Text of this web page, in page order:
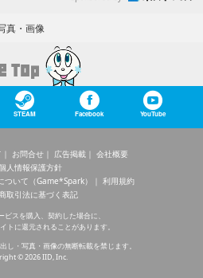
真・画像
STEAM Facebook YouTube
お問合せ 広告掲載
会社概要
人情報保護方針
ついて（Game*Spark）
利用規約
取引法に基づく表記
スを購入、契約した場合に、
トに還元されることがあります。
し・写真・画像の無断転載を禁じます。
© 2026 IID, Inc.